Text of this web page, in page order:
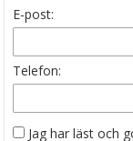
E-post:
Telefon:
Jag har läst och